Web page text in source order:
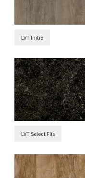
LVT Initio
LVT Select Flis